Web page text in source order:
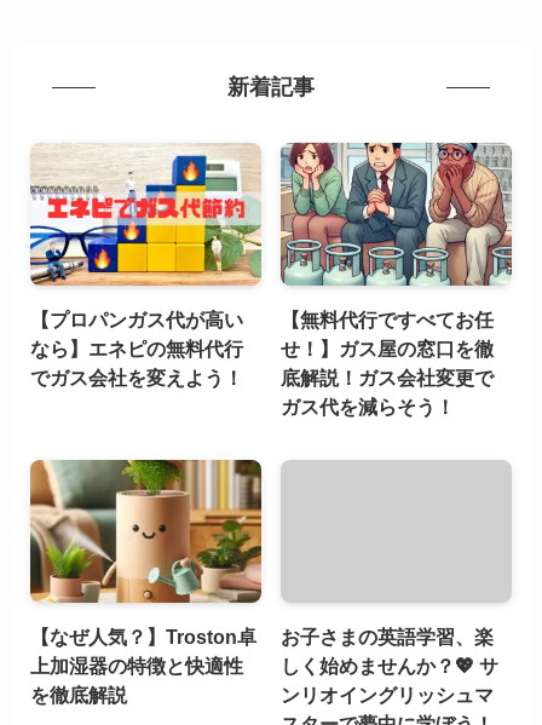
新着記事
【プロパンガス代が高い
なら】エネピの無料代行
でガス会社を変えよう！
【無料代行ですべてお任
せ！】ガス屋の窓口を徹
底解説！ガス会社変更で
ガス代を減らそう！
【なぜ人気？】Troston卓
上加湿器の特徴と快適性
を徹底解説
お子さまの英語学習、楽
しく始めませんか？💖 サ
ンリオイングリッシュマ